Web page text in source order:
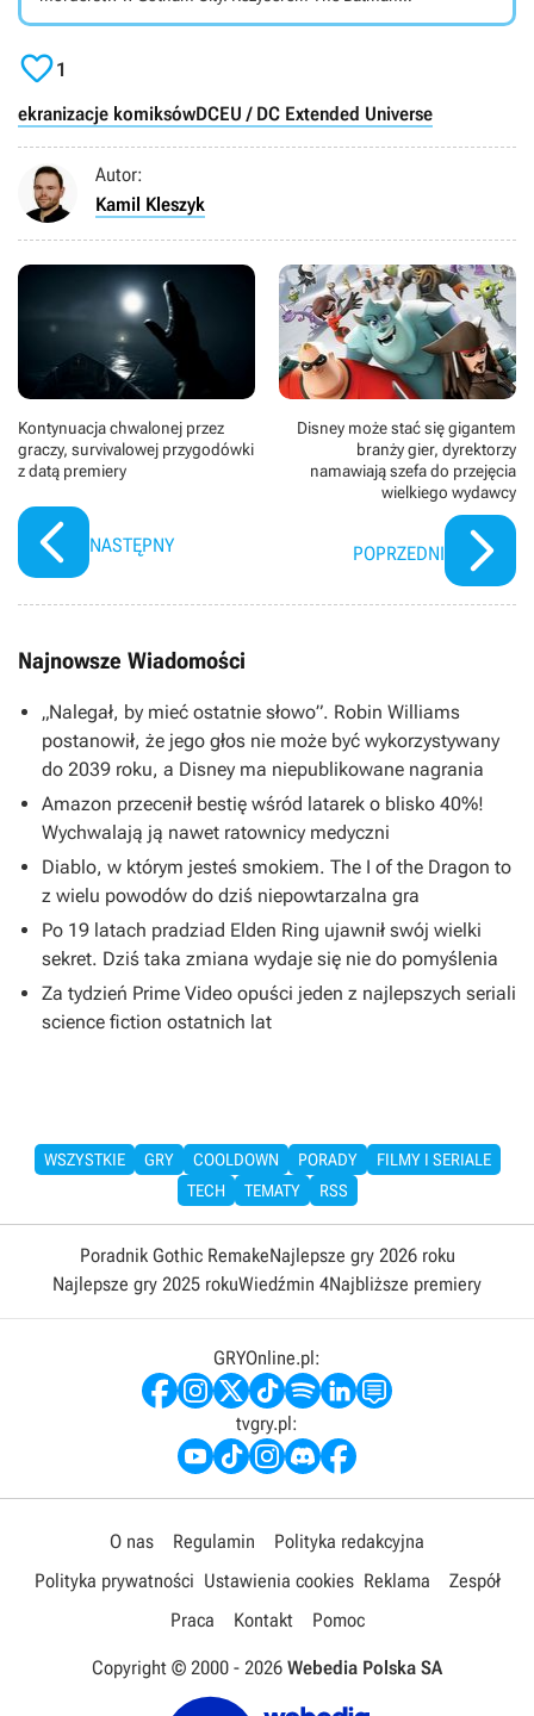
Nietoperzem w filmie pojawiają się także inne postacie
znane z komiksów: Pingwin, Kobieta-Kot, Riddler, Two
Face, Firefly i Szalony Kapelusznik. Fabuła skupia się na
postaci Batmana, który próbuje wytropić grasującego w
Gotham seryjnego mordercę. Na swojej drodze spotyka
jednak wielu przeciwników, którzy skutecznie utrudniają
mu jego misję. Główną rolę gra Robert Pattinson, a obok
niego występują: Zoë Kravitz, Paul Dano, Jeffrey Wright,
John Turturro, Peter Sarsgaard, Andy Serkis i Colin
Farrell.
1
ekranizacje komiksówDCEU / DC Extended Universe
Autor:
Kamil Kleszyk
Kontynuacja chwalonej przez
graczy, survivalowej przygodówki
z datą premiery
NASTĘPNY
Disney może stać się gigantem
branży gier, dyrektorzy
namawiają szefa do przejęcia
wielkiego wydawcy
POPRZEDNI
Najnowsze Wiadomości
„Nalegał, by mieć ostatnie słowo”. Robin Williams
postanowił, że jego głos nie może być wykorzystywany
do 2039 roku, a Disney ma niepublikowane nagrania
Amazon przecenił bestię wśród latarek o blisko 40%!
Wychwalają ją nawet ratownicy medyczni
Diablo, w którym jesteś smokiem. The I of the Dragon to
z wielu powodów do dziś niepowtarzalna gra
Po 19 latach pradziad Elden Ring ujawnił swój wielki
sekret. Dziś taka zmiana wydaje się nie do pomyślenia
Za tydzień Prime Video opuści jeden z najlepszych seriali
science fiction ostatnich lat
WSZYSTKIE GRY COOLDOWN PORADY
FILMY I SERIALE
TECH
TEMATY RSS
Poradnik Gothic RemakeNajlepsze gry 2026 roku
Najlepsze gry 2025 rokuWiedźmin 4Najbliższe premiery
GRYOnline.pl:
tvgry.pl:
O nas Regulamin
Polityka redakcyjna
Polityka prywatności Ustawienia cookies Reklama
Zespół
Praca
Kontakt Pomoc
Copyright © 2000 - 2026 Webedia Polska SA